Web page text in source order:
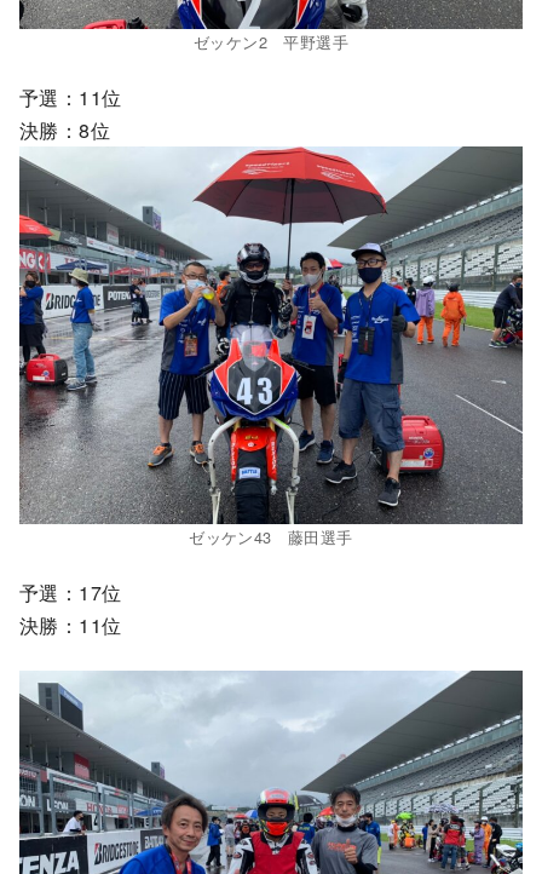
ゼッケン2 平野選手
予選：11位
決勝：8位
ゼッケン43 藤田選手
予選：17位
決勝：11位